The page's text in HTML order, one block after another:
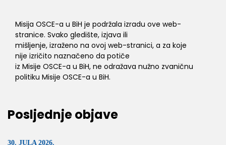
Misija OSCE-a u BiH je podržala izradu ove web-
stranice. Svako gledište, izjava ili
mišljenje, izraženo na ovoj web-stranici, a za koje
nije izričito naznačeno da potiče
iz Misije OSCE-a u BiH, ne odražava nužno zvaničnu
politiku Misije OSCE-a u BiH.
Posljednje objave
30. JULA 2026.